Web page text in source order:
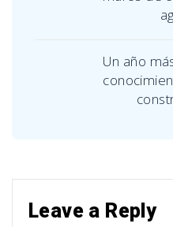
Un año
Leave a Reply